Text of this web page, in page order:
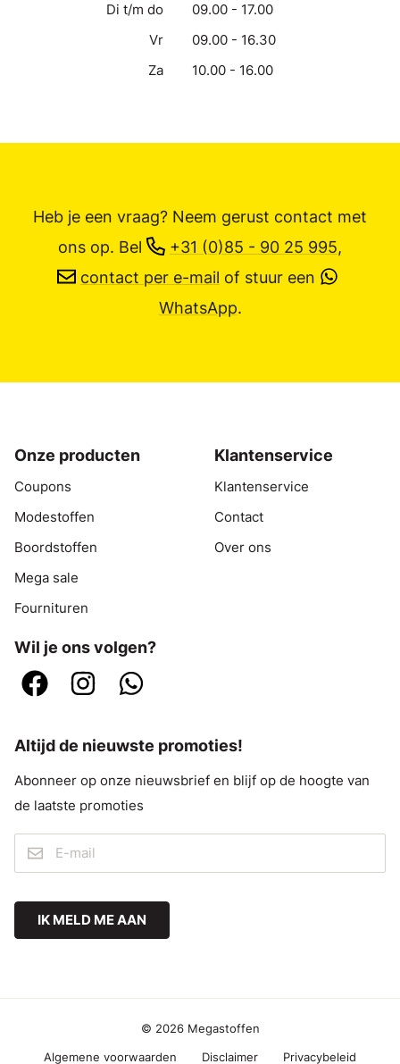
Di t/m do
09.00 - 17.00
Vr
09.00 - 16.30
Za
10.00 - 16.00
Heb je een vraag? Neem gerust contact met
ons op. Bel +31 (0)85 - 90 25 995,
contact per e-mail of stuur een
WhatsApp.
Onze producten
Coupons
Modestoffen
Boordstoffen
Mega sale
Fournituren
Klantenservice
Klantenservice
Contact
Over ons
Wil je ons volgen?
Altijd de nieuwste promoties!
Abonneer op onze nieuwsbrief en blijf op de hoogte van
de laatste promoties
IK MELD ME AAN
© 2026 Megastoffen
Algemene voorwaarden
Disclaimer Privacybeleid